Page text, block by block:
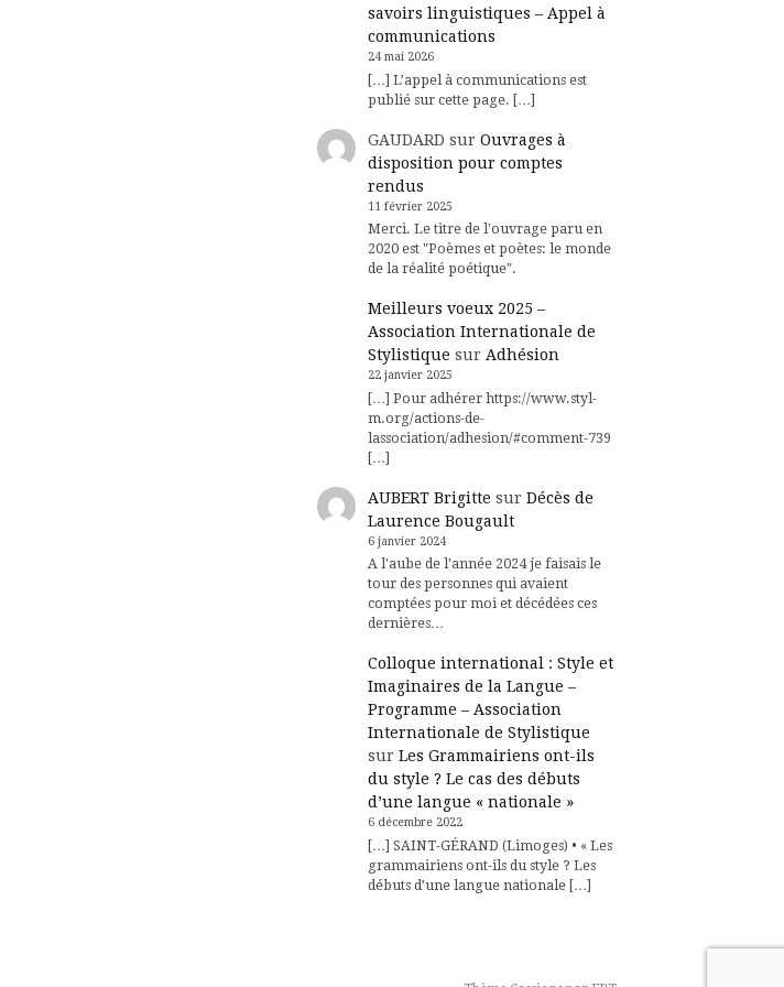
savoirs linguistiques – Appel à
communications
24 mai 2026
[…] L’appel à communications est
publié sur cette page. […]
GAUDARD sur Ouvrages à
disposition pour comptes
rendus
11 février 2025
Merci. Le titre de l'ouvrage paru en
2020 est "Poèmes et poètes: le monde
de la réalité poétique".
Meilleurs voeux 2025 –
Association Internationale de
Stylistique sur Adhésion
22 janvier 2025
[…] Pour adhérer https://www.styl-
m.org/actions-de-
lassociation/adhesion/#comment-739
[…]
AUBERT Brigitte sur Décès de
Laurence Bougault
6 janvier 2024
A l'aube de l'année 2024 je faisais le
tour des personnes qui avaient
comptées pour moi et décédées ces
dernières…
Colloque international : Style et
Imaginaires de la Langue –
Programme – Association
Internationale de Stylistique
sur Les Grammairiens ont-ils
du style ? Le cas des débuts
d’une langue « nationale »
6 décembre 2022
[…] SAINT-GÉRAND (Limoges) • « Les
grammairiens ont-ils du style ? Les
débuts d’une langue nationale […]